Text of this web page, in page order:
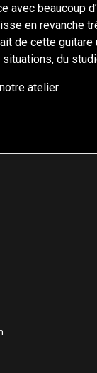
avec beaucoup
en revanche
de cette guitare
du
atelier.